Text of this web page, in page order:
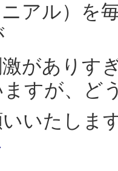
アル）を
がありす
すが、ど
いたしま